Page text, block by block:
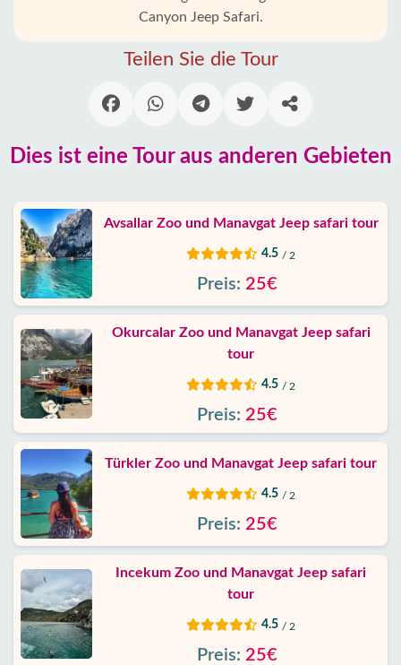
Alanya
Google
Über
uns
Dienste
Haftung
Schutz
Daten
Kontakt
Canyon Jeep Safari.
Teilen Sie die Tour
Dies ist eine Tour aus anderen Gebieten
Avsallar Zoo und Manavgat Jeep safari tour
4.5 / 2
Preis: 25€
Okurcalar Zoo und Manavgat Jeep safari
tour
4.5 / 2
Preis: 25€
Türkler Zoo und Manavgat Jeep safari tour
4.5 / 2
Preis: 25€
Incekum Zoo und Manavgat Jeep safari
tour
4.5 / 2
Preis: 25€